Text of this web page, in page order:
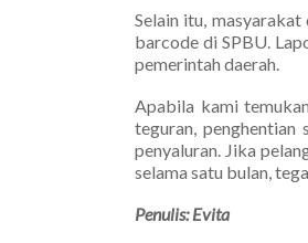
Selain itu,
barcode di SPBU.
pemerintah daerah.
Apabila kami
teguran, penghentian
penyaluran. Jika
selama satu bulan,
Penulis: Evita